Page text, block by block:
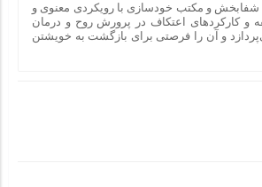
شفا‌بخش و مکتب خودسازی با رویکردی معنوی و
و کارکردهای اعتکاف در پرورش روح و درمان
و آن را فرصتی برای بازگشت به خویشتن